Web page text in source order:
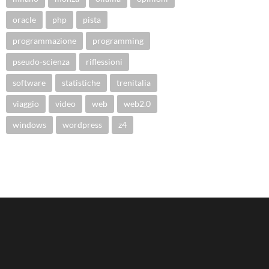
oracle php pista
programmazione programming
pseudo-scienza riflessioni
software statistiche trenitalia
viaggio video web web2.0
windows wordpress z4